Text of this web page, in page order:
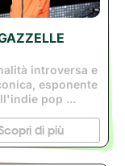
introversa e
esponente
pop ...
di più